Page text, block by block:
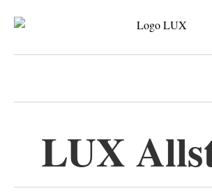
Archiv
Kontakt
LUX